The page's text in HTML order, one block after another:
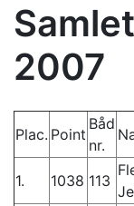
2007
Plac. Point
Båd
nr.
1.
1038 113